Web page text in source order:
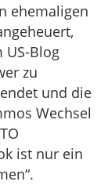
ehemaligen
US-Blog
zu
und die
Wechsel
ist nur ein